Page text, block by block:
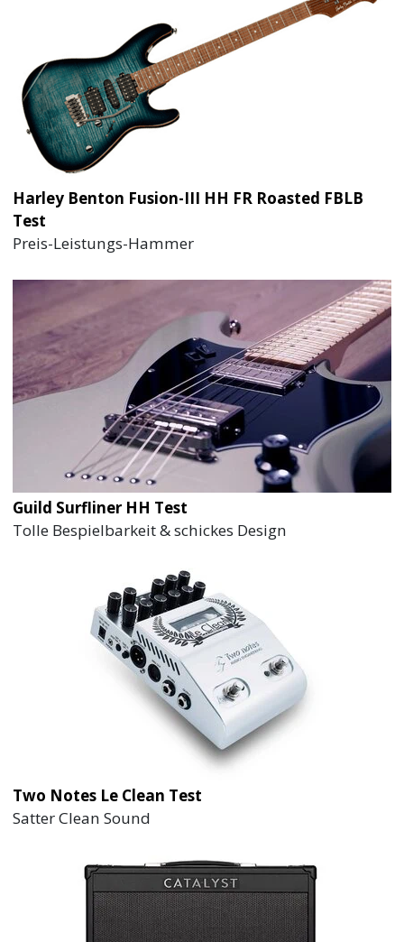
Harley Benton Fusion-III HH FR Roasted FBLB
Test
Preis-Leistungs-Hammer
Guild Surfliner HH Test
Tolle Bespielbarkeit & schickes Design
Two Notes Le Clean Test
Satter Clean Sound